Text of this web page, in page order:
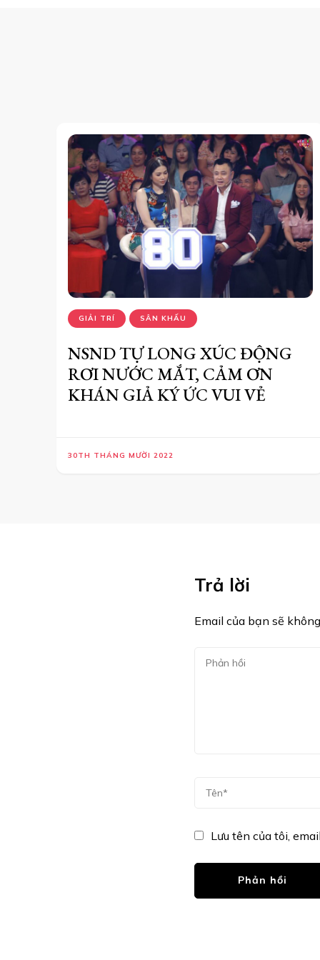
GIẢI TRÍ SÂN KHẤU
NSND TỰ LONG XÚC ĐỘNG
RƠI NƯỚC MẮT, CẢM ƠN
KHÁN GIẢ KÝ ỨC VUI VẺ
30TH THÁNG MƯỜI 2022
Trả lời
Email của bạn sẽ
Lưu tên của tôi,